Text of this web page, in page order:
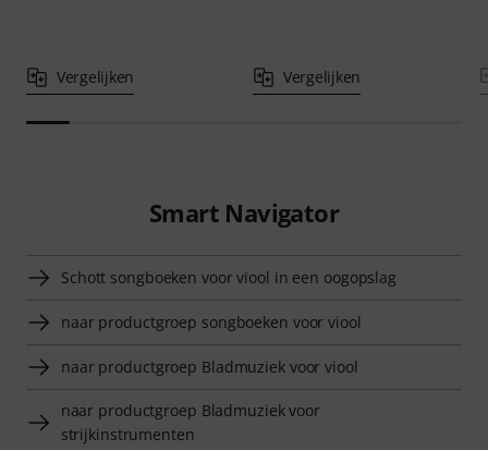
Vergelijken Vergelijken
Smart Navigator
Schott songboeken voor viool in een oogopslag
naar productgroep songboeken voor viool
naar productgroep Bladmuziek voor viool
naar productgroep Bladmuziek voor
strijkinstrumenten